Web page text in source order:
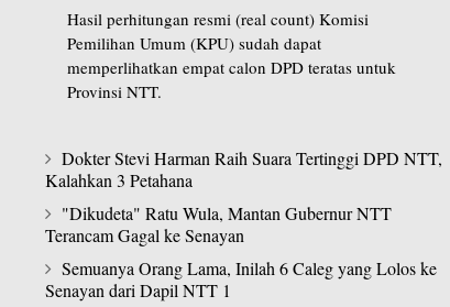
Hasil perhitungan resmi (real count) Komisi
Pemilihan Umum (KPU) sudah dapat
memperlihatkan empat calon DPD teratas untuk
Provinsi NTT.
Dokter Stevi Harman Raih Suara Tertinggi DPD NTT,
Kalahkan 3 Petahana
"Dikudeta" Ratu Wula, Mantan Gubernur NTT
Terancam Gagal ke Senayan
Semuanya Orang Lama, Inilah 6 Caleg yang Lolos ke
Senayan dari Dapil NTT 1